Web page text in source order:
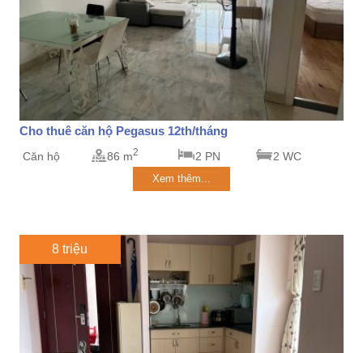
Cho thuê căn hộ Pegasus 12th/tháng
Căn hộ 86 m2 2 PN 2 WC
Xem thêm...
8 triệu